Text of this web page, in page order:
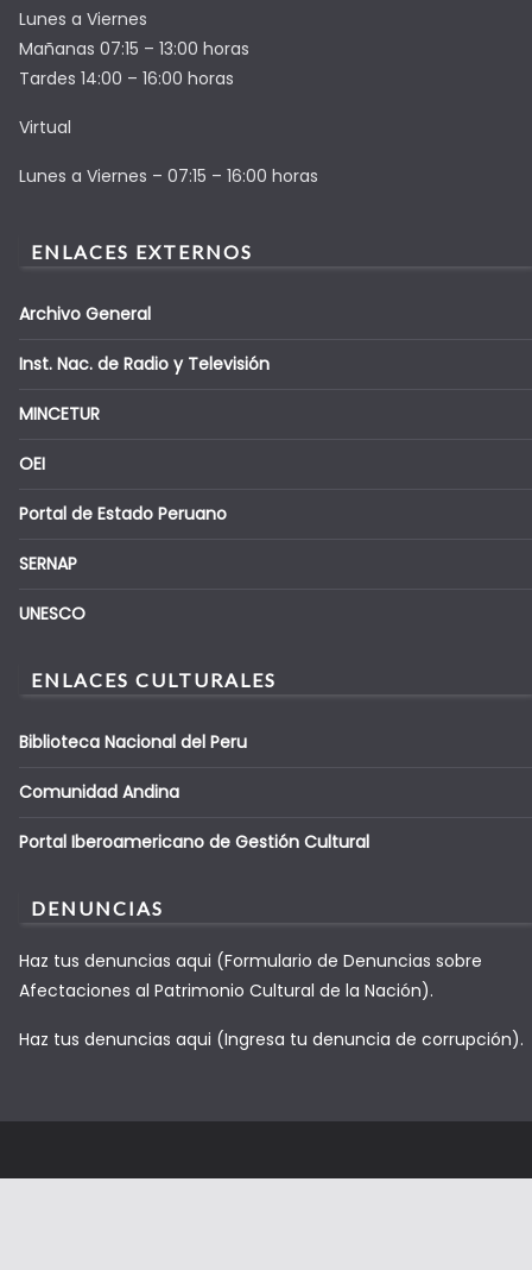
Lunes a Viernes
Mañanas 07:15 – 13:00 horas
Tardes 14:00 – 16:00 horas
Virtual
Lunes a Viernes – 07:15 – 16:00 horas
ENLACES EXTERNOS
Archivo General
Inst. Nac. de Radio y Televisión
MINCETUR
OEI
Portal de Estado Peruano
SERNAP
UNESCO
ENLACES CULTURALES
Biblioteca Nacional del Peru
Comunidad Andina
Portal Iberoamericano de Gestión Cultural
DENUNCIAS
Haz tus denuncias aqui (Formulario de Denuncias sobre
Afectaciones al Patrimonio Cultural de la Nación).
Haz tus denuncias aqui (Ingresa tu denuncia de corrupción).